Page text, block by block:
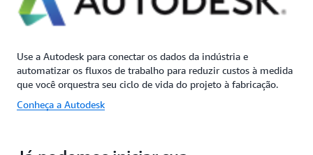
Use a Autodesk para conectar os dados da indústria e
automatizar os fluxos de trabalho para reduzir custos à medida
que você orquestra seu ciclo de vida do projeto à fabricação.
Conheça a Autodesk